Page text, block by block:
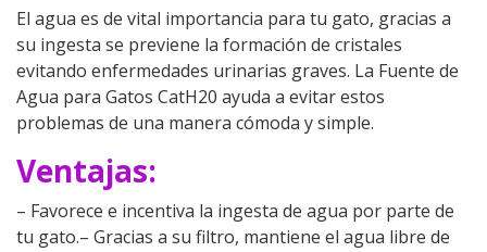
El agua es de vital importancia para tu gato, gracias a
su ingesta se previene la formación de cristales
evitando enfermedades urinarias graves. La Fuente de
Agua para Gatos CatH20 ayuda a evitar estos
problemas de una manera cómoda y simple.
Ventajas:
– Favorece e incentiva la ingesta de agua por parte de
tu gato.– Gracias a su filtro, mantiene el agua libre de